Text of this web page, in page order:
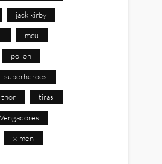
jack kirby
mcu
pollon
superhéroes
thor tiras
Vengadores
x-men